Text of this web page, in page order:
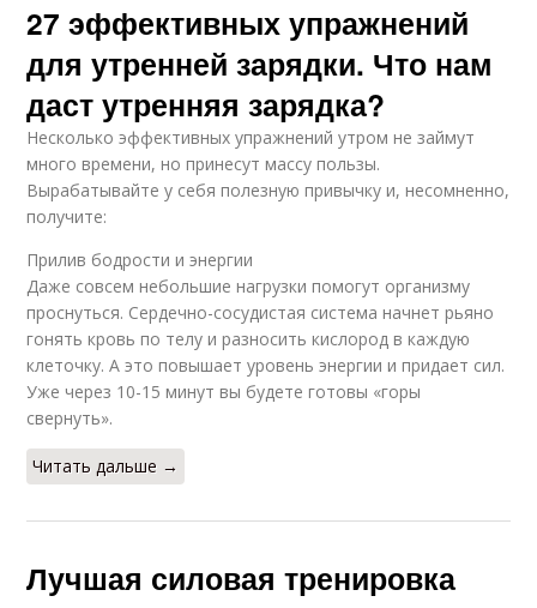
27 эффективных упражнений
для утренней зарядки. Что нам
даст утренняя зарядка?
Несколько эффективных упражнений утром не займут
много времени, но принесут массу пользы.
Вырабатывайте у себя полезную привычку и, несомненно,
получите:
Прилив бодрости и энергии
Даже совсем небольшие нагрузки помогут организму
проснуться. Сердечно-сосудистая система начнет рьяно
гонять кровь по телу и разносить кислород в каждую
клеточку. А это повышает уровень энергии и придает сил.
Уже через 10-15 минут вы будете готовы «горы
свернуть».
Читать дальше →
Лучшая силовая тренировка